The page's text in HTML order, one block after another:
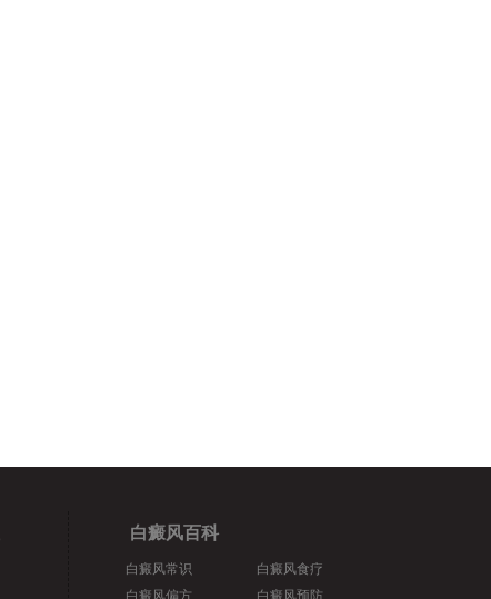
白癜风百科
白癜风常识
白癜风偏方
白癜风食疗
白癜风预防